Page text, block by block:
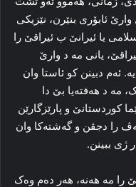
ئابۆری بنێرن، نێزیکی
یا ئیرانێ ب ئیراقێ را
یانی مە د وارێ
ئه‌م دبینن کو ئاستا وان
مه‌ د هه‌فته‌یا بێ دا
کوردستانێ و پارێزگارێن
را دجڤن و گه‌شته‌کا وان
ژی ببینن.
را مه‌ هه‌نه‌، هه‌ر ده‌م وه‌ک